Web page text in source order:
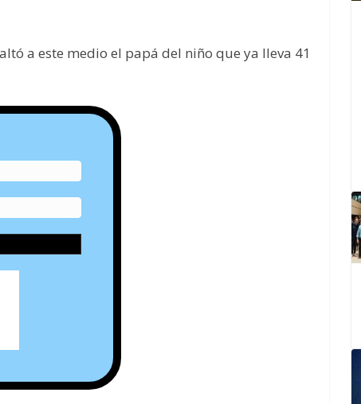
a este medio el papá del niño que ya lleva 41